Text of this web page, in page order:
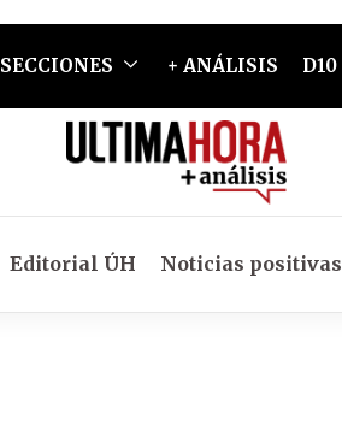
SECCIONES + ANÁLISIS D10
Editorial ÚH Noticias positivas